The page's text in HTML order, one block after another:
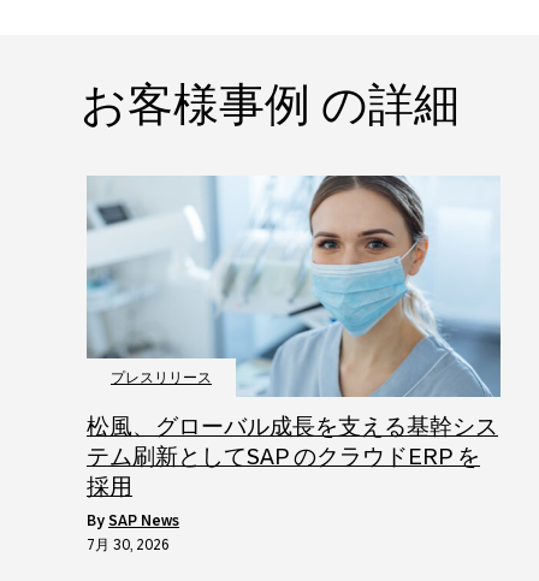
お客様事例 の詳細
プレスリリース
松風、グローバル成長を支える基幹シス
テム刷新としてSAP のクラウドERP を
採用
by SAP News
7月 30, 2026